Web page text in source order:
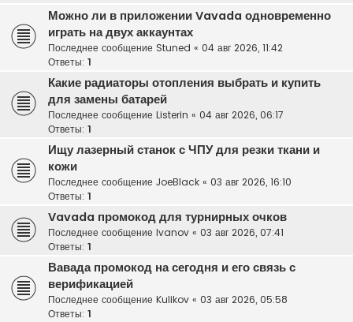
Можно ли в приложении Vavada одновременно
играть на двух аккаунтах
Последнее сообщение Stuned « 04 авг 2026, 11:42
Ответы: 1
Какие радиаторы отопления выбрать и купить
для замены батарей
Последнее сообщение Listerin « 04 авг 2026, 06:17
Ответы: 1
Ищу лазерный станок с ЧПУ для резки ткани и
кожи
Последнее сообщение JoeBlack « 03 авг 2026, 16:10
Ответы: 1
Vavada промокод для турнирных очков
Последнее сообщение Ivanov « 03 авг 2026, 07:41
Ответы: 1
Вавада промокод на сегодня и его связь с
верификацией
Последнее сообщение Kulikov « 03 авг 2026, 05:58
Ответы: 1